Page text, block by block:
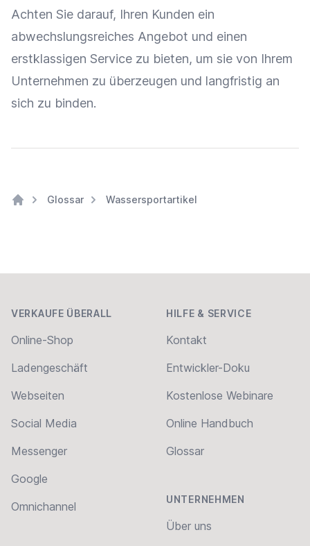
Achten Sie darauf, Ihren Kunden ein
abwechslungsreiches Angebot und einen
erstklassigen Service zu bieten, um sie von Ihrem
Unternehmen zu überzeugen und langfristig an
sich zu binden.
Glossar Wassersportartikel
VERKAUFE ÜBERALL
Online-Shop
Ladengeschäft
Webseiten
Social Media
Messenger
Google
Omnichannel
HILFE & SERVICE
Kontakt
Entwickler-Doku
Kostenlose Webinare
Online Handbuch
Glossar
UNTERNEHMEN
Über uns